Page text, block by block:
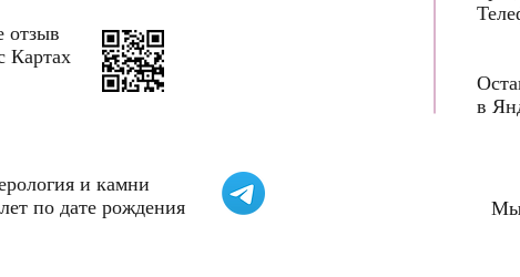
отзыв
Картах
в
Мы
и камни
по дате рождения